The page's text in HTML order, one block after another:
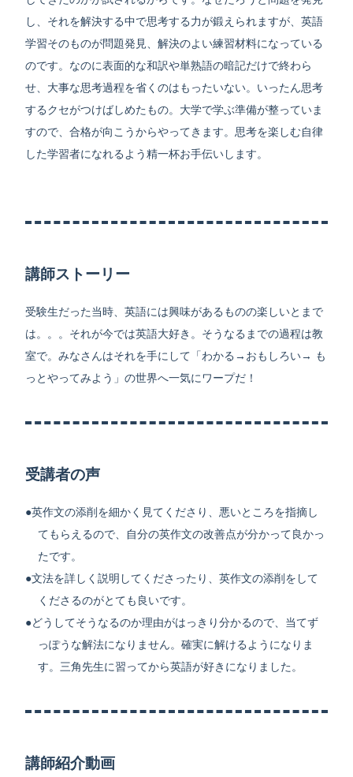
し、それを解決する中で思考する力が鍛えられますが、英語
学習そのものが問題発見、解決のよい練習材料になっている
のです。なのに表面的な和訳や単熟語の暗記だけで終わら
せ、大事な思考過程を省くのはもったいない。いったん思考
するクセがつけばしめたもの。大学で学ぶ準備が整っていま
すので、合格が向こうからやってきます。思考を楽しむ自律
した学習者になれるよう精一杯お手伝いします。
講師ストーリー
受験生だった当時、英語には興味があるものの楽しいとまで
は。。。それが今では英語大好き。そうなるまでの過程は教
室で。みなさんはそれを手にして「わかる→おもしろい→ も
っとやってみよう」の世界へ一気にワープだ！
受講者の声
英作文の添削を細かく見てくださり、悪いところを指摘し
てもらえるので、自分の英作文の改善点が分かって良かっ
たです。
文法を詳しく説明してくださったり、英作文の添削をして
くださるのがとても良いです。
どうしてそうなるのか理由がはっきり分かるので、当てず
っぽうな解法になりません。確実に解けるようになりま
す。三角先生に習ってから英語が好きになりました。
講師紹介動画